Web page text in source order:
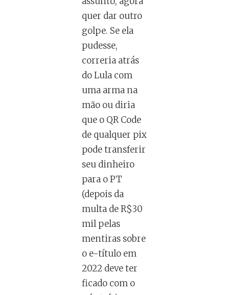
quer dar outro
golpe. Se ela
pudesse,
correria atrás
do Lula com
uma arma na
mão ou diria
que o QR Code
de qualquer pix
pode transferir
seu dinheiro
para o PT
(depois da
multa de R$30
mil pelas
mentiras sobre
o e-título em
2022 deve ter
ficado com o